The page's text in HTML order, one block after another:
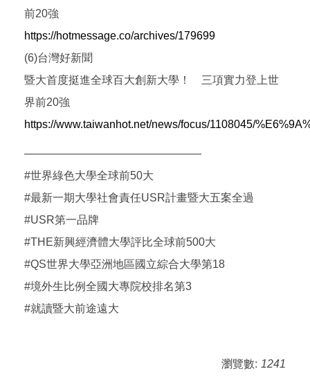
前20強
https://hotmessage.co/archives/179699
(6)台灣好新聞
暨大首度挺進全球百大創新大學！ 三項實力登上世
界前20強
https://www.taiwanhot.net/news/focus/1108045/
————————————————
#世界綠色大學全球前50大
#最新一期大學社會責任USR計畫暨大五案全過
#USR第一品牌
#THE新興經濟體大學評比全球前500大
#QS世界大學亞洲地區國立綜合大學第18
#境外生比例全國大專院校排名第3
#就讀暨大前途遠大
瀏覽數: 1241